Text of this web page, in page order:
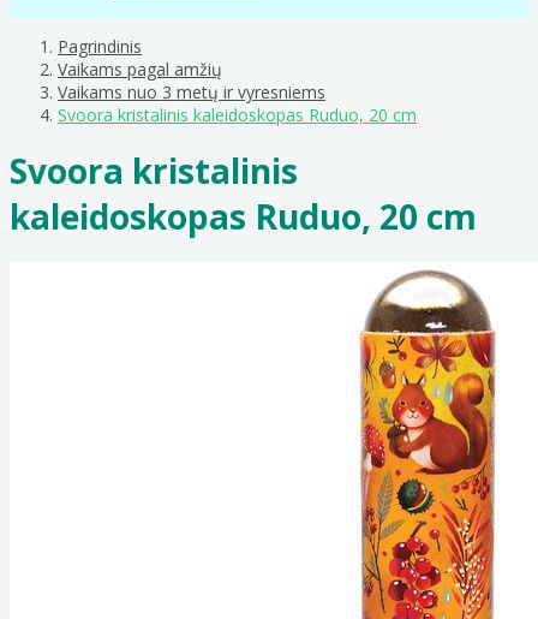
Pagrindinis
Vaikams pagal amžių
Vaikams nuo 3 metų ir vyresniems
Svoora kristalinis kaleidoskopas Ruduo, 20 cm
Svoora kristalinis
kaleidoskopas Ruduo, 20 cm